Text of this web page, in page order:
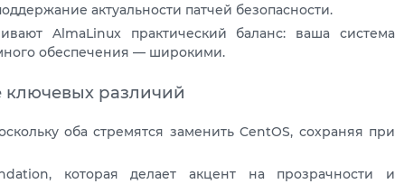
актуальности патчей безопасности.
AlmaLinux практический баланс: ваша система
обеспечения — широкими.
ключевых различий
оба стремятся заменить CentOS, сохраняя при
которая делает акцент на прозрачности и